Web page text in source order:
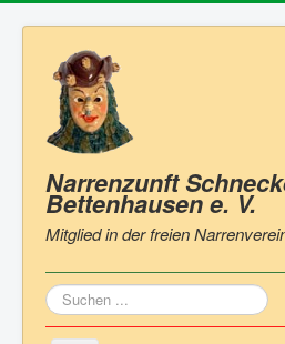
Narrenzunft
Bettenhausene. V.
Mitglied in der freien
Suchen
...